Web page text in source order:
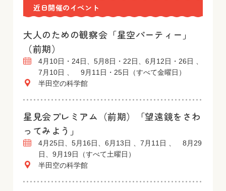
近日開催のイベント
大人のための観察会「星空パーティー」
（前期）
4月10日・24日、5月8日・22日、6月12日・26日 、
7月10日 、 9月11日・25日（すべて金曜日）
半田空の科学館
星見会プレミアム（前期）「望遠鏡をさわ
ってみよう」
4月25日、5月16日、6月13日 、7月11日 、 8月29
日、9月19日（すべて土曜日）
半田空の科学館